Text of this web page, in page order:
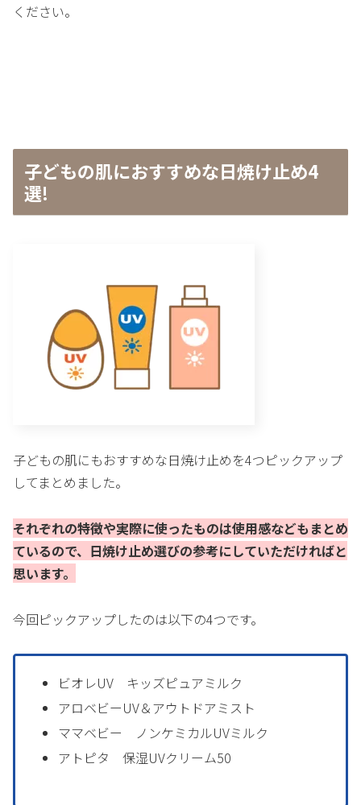
ください。
子どもの肌におすすめな日焼け止め4
選!
子どもの肌にもおすすめな日焼け止めを4つピックアップ
してまとめました。
それぞれの特徴や実際に使ったものは使用感などもまとめ
ているので、日焼け止め選びの参考にしていただければと
思います。
今回ピックアップしたのは以下の4つです。
ビオレUV キッズピュアミルク
アロベビーUV＆アウトドアミスト
ママベビー ノンケミカルUVミルク
アトピタ 保湿UVクリーム50